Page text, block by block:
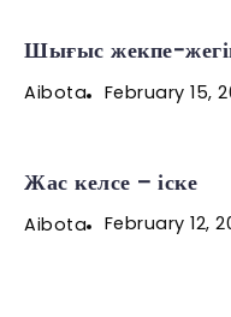
Шығыс жекпе-
Aibota February 15,
Жас келсе – іске
Aibota February 12,